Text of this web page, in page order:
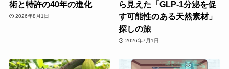
術と特許の40年の進化
2026年8月1日
ら見えた「GLP-1分泌を促
す可能性のある天然素材」
探しの旅
2026年7月1日